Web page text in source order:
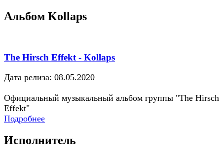
Альбом Kollaps
The Hirsch Effekt - Kollaps
Дата релиза: 08.05.2020
Официальный музыкальный альбом группы "The Hirsch
Effekt"
Подробнее
Исполнитель